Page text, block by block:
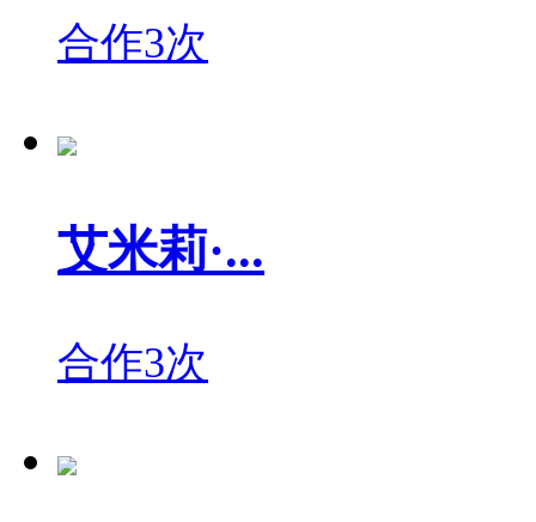
合作3次
艾米莉·...
合作3次